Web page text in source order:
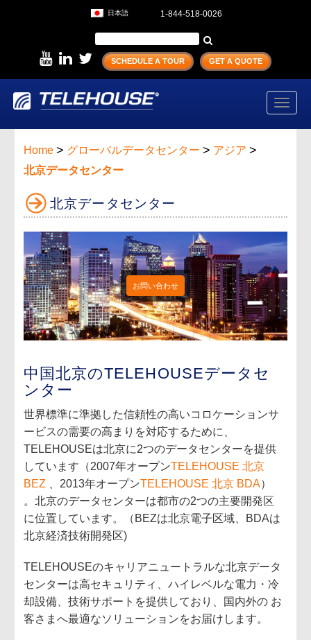
日本語 1-844-518-0026
SCHEDULE A TOUR GET A QUOTE
Home > グローバルデータセンター > アジア >
北京データセンター
北京データセンター
お問い合わせ
中国北京のTELEHOUSEデータセ
ンター
世界標準に準拠した信頼性の高いコロケーションサ
ービスの需要の高まりを対応するために、
TELEHOUSEは北京に2つのデータセンターを提供
しています（2007年オープンTELEHOUSE 北京
BEZ 、2013年オープンTELEHOUSE 北京 BDA）
。北京のデータセンターは都市の2つの主要開発区
に位置しています。（BEZは北京電子区域、BDAは
北京経済技術開発区)
TELEHOUSEのキャリアニュートラルな北京データ
センターは高セキュリティ、ハイレベルな電力・冷
却設備、技術サポートを提供しており、国内外の お
客さまへ最適なソリューションをお届けします。